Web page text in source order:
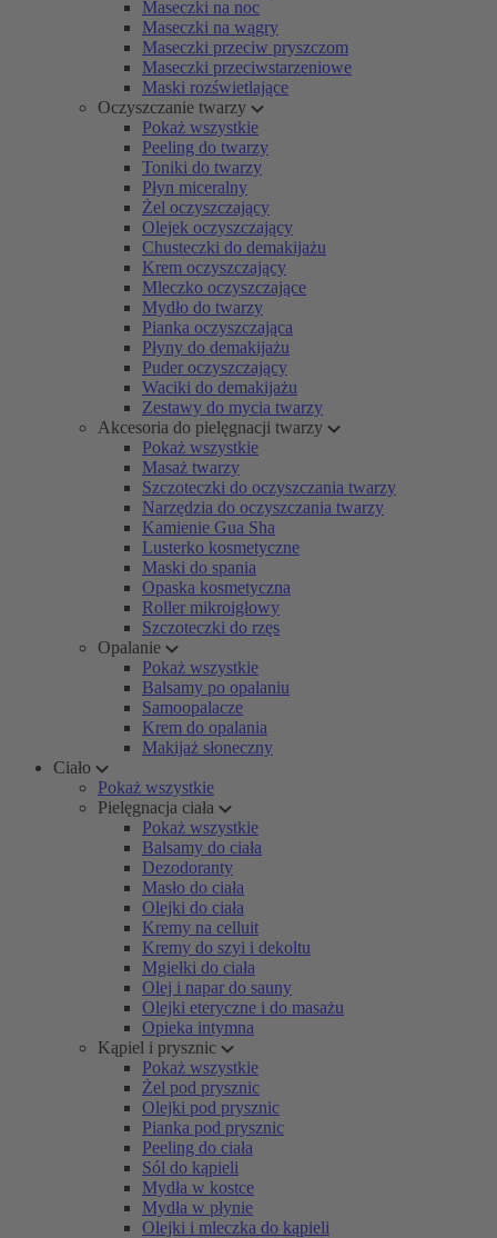
Maseczki na noc
Maseczki na wągry
Maseczki przeciw pryszczom
Maseczki przeciwstarzeniowe
Maski rozświetlające
Oczyszczanie twarzy
Pokaż wszystkie
Peeling do twarzy
Toniki do twarzy
Płyn miceralny
Żel oczyszczający
Olejek oczyszczający
Chusteczki do demakijażu
Krem oczyszczający
Mleczko oczyszczające
Mydło do twarzy
Pianka oczyszczająca
Płyny do demakijażu
Puder oczyszczający
Waciki do demakijażu
Zestawy do mycia twarzy
Akcesoria do pielęgnacji twarzy
Pokaż wszystkie
Masaż twarzy
Szczoteczki do oczyszczania twarzy
Narzędzia do oczyszczania twarzy
Kamienie Gua Sha
Lusterko kosmetyczne
Maski do spania
Opaska kosmetyczna
Roller mikroigłowy
Szczoteczki do rzęs
Opalanie
Pokaż wszystkie
Balsamy po opalaniu
Samoopalacze
Krem do opalania
Makijaż słoneczny
Ciało
Pokaż wszystkie
Pielęgnacja ciała
Pokaż wszystkie
Balsamy do ciała
Dezodoranty
Masło do ciała
Olejki do ciała
Kremy na celluit
Kremy do szyi i dekoltu
Mgiełki do ciała
Olej i napar do sauny
Olejki eteryczne i do masażu
Opieka intymna
Kąpiel i prysznic
Pokaż wszystkie
Żel pod prysznic
Olejki pod prysznic
Pianka pod prysznic
Peeling do ciała
Sól do kąpieli
Mydła w kostce
Mydła w płynie
Olejki i mleczka do kąpieli